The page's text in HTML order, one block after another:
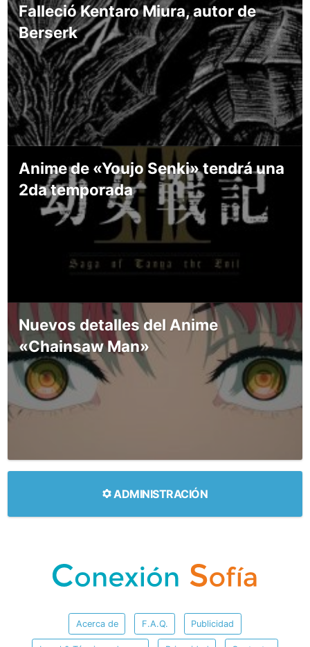
Falleció Kentaro Miura, autor de
Berserk
Anime de «Youjo Senki» tendrá una
2da temporada
Nuevos detalles del Anime
«Chainsaw Man»
ADMINISTRACIÓN
Acerca de F.A.Q. Publicidad